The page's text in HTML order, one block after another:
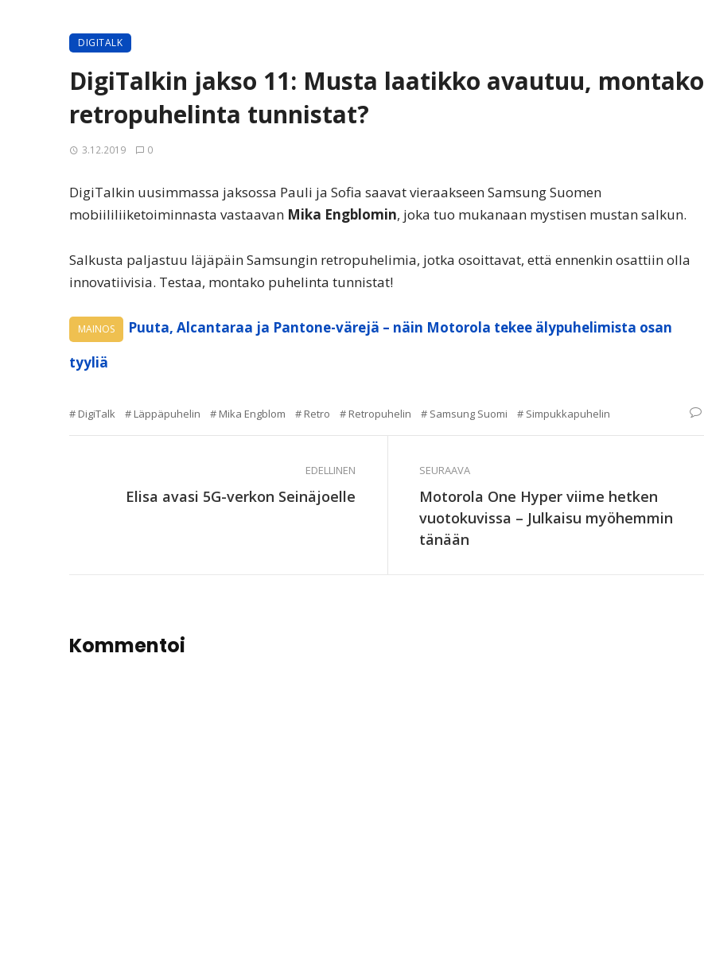
DIGITALK
DigiTalkin jakso 11: Musta laatikko avautuu, montako
retropuhelinta tunnistat?
3.12.2019 0
DigiTalkin uusimmassa jaksossa Pauli ja Sofia saavat vieraakseen Samsung Suomen
mobiililiiketoiminnasta vastaavan Mika Engblomin, joka tuo mukanaan mystisen mustan salkun.
Salkusta paljastuu läjäpäin Samsungin retropuhelimia, jotka osoittavat, että ennenkin osattiin olla
innovatiivisia. Testaa, montako puhelinta tunnistat!
MAINOS
Puuta, Alcantaraa ja Pantone-värejä – näin Motorola tekee älypuhelimista osan
tyyliä
DigiTalk Läppäpuhelin Mika Engblom Retro Retropuhelin Samsung Suomi Simpukkapuhelin
EDELLINEN
Elisa avasi 5G-verkon Seinäjoelle
SEURAAVA
Motorola One Hyper viime hetken
vuotokuvissa – Julkaisu myöhemmin
tänään
Kommentoi